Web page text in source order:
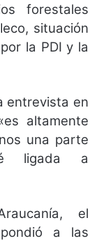
forestales
situación
la PDI y la
entrevista en
altamente
una parte
ligada a
el
a las